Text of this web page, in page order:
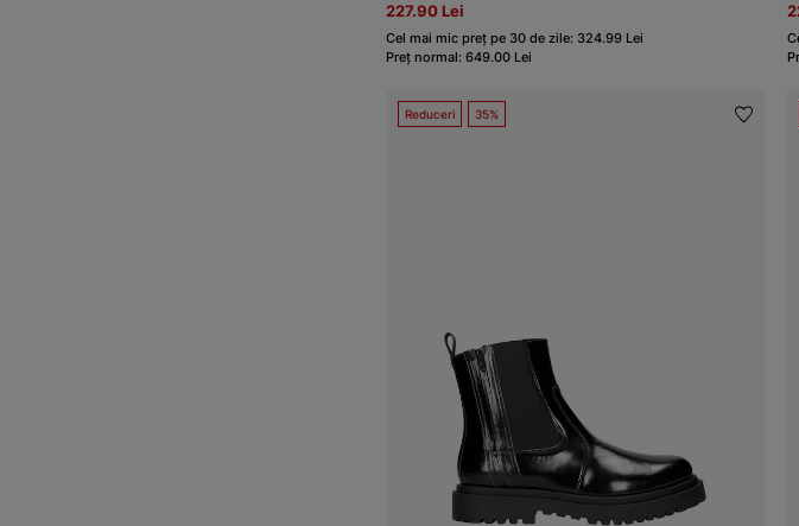
227.90 Lei
Cel mai mic preț pe 30 de zile: 324.99 Lei
Preț normal: 649.00 Lei
Reduceri 35%